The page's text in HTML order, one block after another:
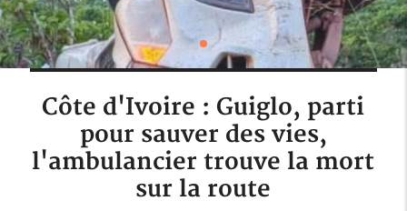
Côte d'Ivoire : Guiglo, parti
pour sauver des vies,
l'ambulancier trouve la mort
sur la route